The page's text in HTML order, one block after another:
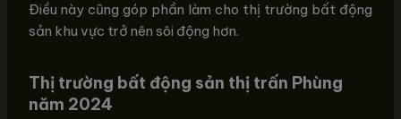
Điều này cũng góp phần làm cho thị trường bất động
sản khu vực trở nên sôi động hơn.
Thị trường bất động sản thị trấn Phùng
năm 2024